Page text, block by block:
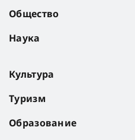
Общество
Наука
Культура
Туризм
Образование